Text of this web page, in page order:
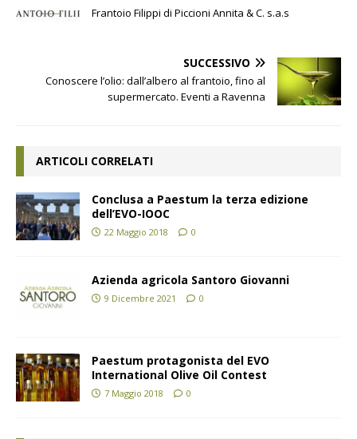
Frantoio Filippi di Piccioni Annita & C. s.a.s
SUCCESSIVO
Conoscere l’olio: dall’albero al frantoio, fino al
supermercato. Eventi a Ravenna
ARTICOLI CORRELATI
Conclusa a Paestum la terza edizione
dell’EVO-IOOC
22 Maggio 2018 0
Azienda agricola Santoro Giovanni
9 Dicembre 2021 0
Paestum protagonista del EVO
International Olive Oil Contest
7 Maggio 2018 0